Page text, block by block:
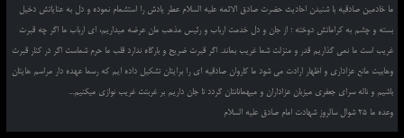
ما خادمین صادقیه با شنیدن احادیث حضرت صادق الائمه علیه السلام عطر یادش را استشمام نموده و دل به عنایاتش دخیل
بسته و چشم به کراماتش دوخته ؛ از جان و دل خدمت ارباب و رئیس مذهب مان عرضه میداریم، ای ارباب ما اگر چه قبرت
غریب است ما نمی گذاریم قدر و منزلت شما غریب بماند. اگر قبرت ضریح و بارگاه ندارد قلب ما حرم شماست اگر در کنار قبرت
وهابیت مانع عزاداری و اظهار ارادت می شود ما کاروان صادقیه ای را برایتان تشکیل داده ایم که رسما عهده دار مراسم هایتان
باشیم و ناله سرای جعفری میزبان عزاداران و میهمانانتان گردد تا جان داریم بر غربتت غریب نوازی میکنیم...
وعده ما 25 شوال سالروز شهادت امام صادق علیه السلام